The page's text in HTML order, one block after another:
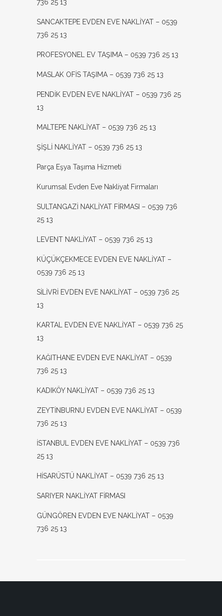
736 25 13
SANCAKTEPE EVDEN EVE NAKLİYAT – 0539
736 25 13
PROFESYONEL EV TAŞIMA – 0539 736 25 13
MASLAK OFİS TAŞIMA – 0539 736 25 13
PENDİK EVDEN EVE NAKLİYAT – 0539 736 25
13
MALTEPE NAKLİYAT – 0539 736 25 13
ŞİŞLİ NAKLİYAT – 0539 736 25 13
Parça Eşya Taşıma Hizmeti
Kurumsal Evden Eve Nakliyat Firmaları
SULTANGAZİ NAKLİYAT FİRMASI – 0539 736
25 13
LEVENT NAKLİYAT – 0539 736 25 13
KÜÇÜKÇEKMECE EVDEN EVE NAKLİYAT –
0539 736 25 13
SİLİVRİ EVDEN EVE NAKLİYAT – 0539 736 25
13
KARTAL EVDEN EVE NAKLİYAT – 0539 736 25
13
KAĞITHANE EVDEN EVE NAKLİYAT – 0539
736 25 13
KADIKÖY NAKLİYAT – 0539 736 25 13
ZEYTİNBURNU EVDEN EVE NAKLİYAT – 0539
736 25 13
İSTANBUL EVDEN EVE NAKLİYAT – 0539 736
25 13
HİSARÜSTÜ NAKLİYAT – 0539 736 25 13
SARIYER NAKLİYAT FİRMASI
GÜNGÖREN EVDEN EVE NAKLİYAT – 0539
736 25 13